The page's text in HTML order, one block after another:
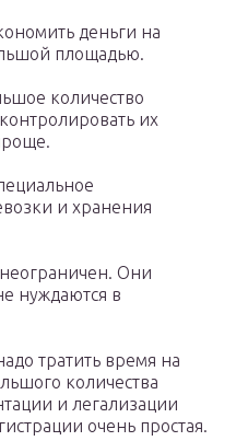
деньги на
площадью.
количество
их
и хранения
Они
нуждаются в
тратить время на
количества
и легализации
очень простая.